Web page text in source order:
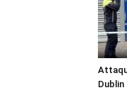
Dublin